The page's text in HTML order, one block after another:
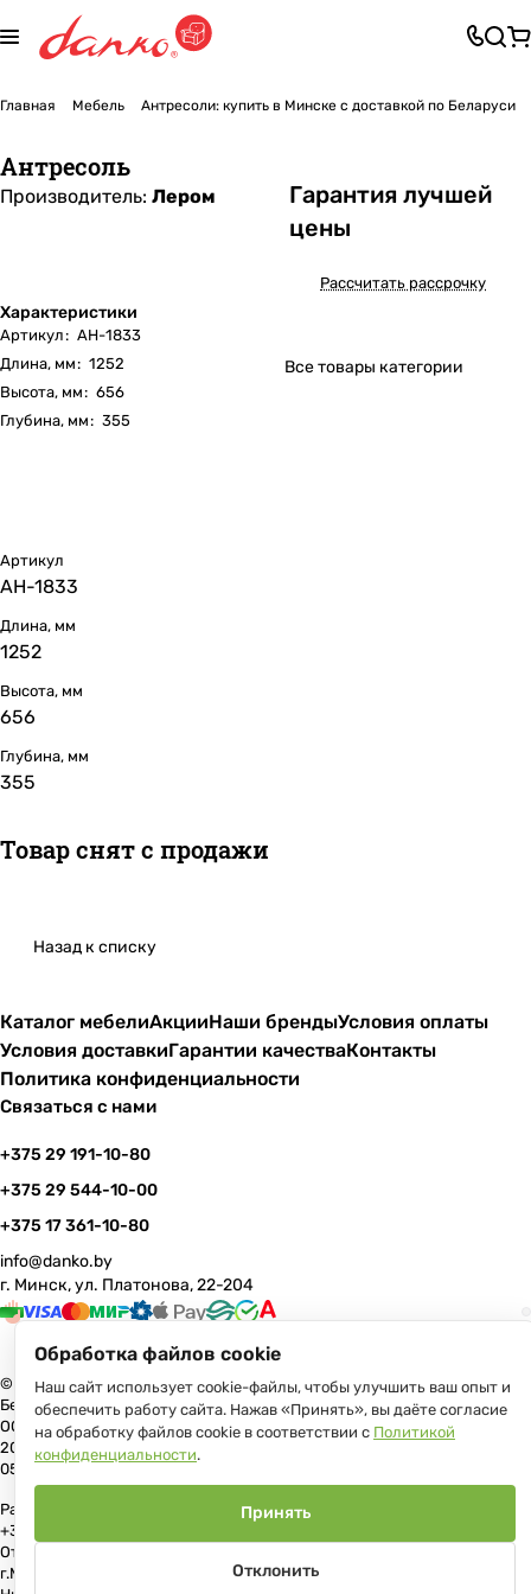
Главная Мебель Антресоли: купить в Минске с доставкой по Беларуси
Антресоль
Производитель: Лером
Характеристики
Артикул: АН-1833
Длина, мм: 1252
Высота, мм: 656
Глубина, мм: 355
Гарантия лучшей
цены
Рассчитать рассрочку
Все товары категории
Артикул
АН-1833
Длина, мм
1252
Высота, мм
656
Глубина, мм
355
Товар снят с продажи
Назад к списку
Каталог мебелиАкцииНаши брендыУсловия оплаты
Условия доставкиГарантии качестваКонтакты
Политика конфиденциальности
Связаться с нами
+375 29 191-10-80
+375 29 544-10-00
+375 17 361-10-80
info@danko.by
г. Минск, ул. Платонова, 22-204
© 2026 Данко Бай: качественная мебель с оперативной доставкой по
Беларуси
ООО «Гранд Парк», юр.адрес: 220005, Минск, ул. Платонова, 22, пом.
204 В торговом реестре с 17 июля 2013 г. Регистрация №191081534,
05.11.2008, Мингорисполком.
Рассмотрение обращений потребителей, телефон +375 (17) 361-10-80,
+375 (29) 191-10-80, +375 (29) 544-10-00, e-mail: info@danko.by
Отдел торговли и услуг Администрации Первомайского района
г.Минска: тел. +375(17)215-14-65, Начальник отдела: Жакович Юлия
Обработка файлов cookie
Наш сайт использует cookie-файлы, чтобы улучшить ваш опыт и
обеспечить работу сайта. Нажав «Принять», вы даёте согласие
на обработку файлов cookie в соответствии с Политикой
конфиденциальности.
Отклонить
Принять